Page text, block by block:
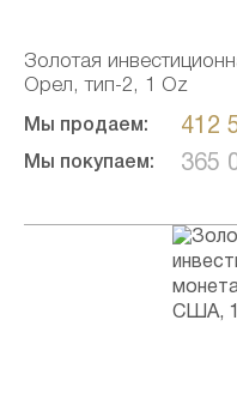
Золотая
Орел, тип-2, 1 Oz
Мы продаем: 412
Мы покупаем: 365